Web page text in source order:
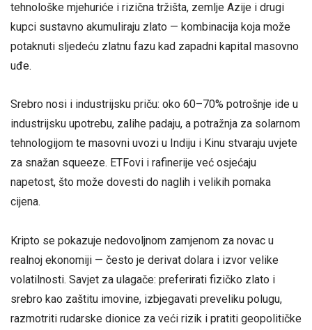
tehnološke mjehuriće i rizična tržišta, zemlje Azije i drugi
kupci sustavno akumuliraju zlato — kombinacija koja može
potaknuti sljedeću zlatnu fazu kad zapadni kapital masovno
uđe.
Srebro nosi i industrijsku priču: oko 60–70% potrošnje ide u
industrijsku upotrebu, zalihe padaju, a potražnja za solarnom
tehnologijom te masovni uvozi u Indiju i Kinu stvaraju uvjete
za snažan squeeze. ETFovi i rafinerije već osjećaju
napetost, što može dovesti do naglih i velikih pomaka
cijena.
Kripto se pokazuje nedovoljnom zamjenom za novac u
realnoj ekonomiji — često je derivat dolara i izvor velike
volatilnosti. Savjet za ulagače: preferirati fizičko zlato i
srebro kao zaštitu imovine, izbjegavati preveliku polugu,
razmotriti rudarske dionice za veći rizik i pratiti geopolitičke